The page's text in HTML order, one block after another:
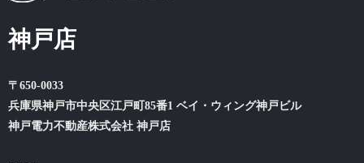
神戸店
〒650-0033
兵庫県神戸市中央区江戸町85番1 ベイ・ウィング神戸ビル
神戸電力不動産株式会社 神戸店